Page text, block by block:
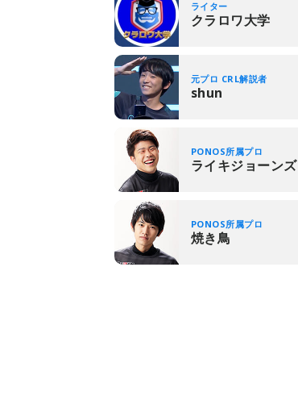
ライター
クラロワ大学
元プロ CRL解説者
shun
PONOS所属プロ
ライキジョーンズ
PONOS所属プロ
焼き鳥